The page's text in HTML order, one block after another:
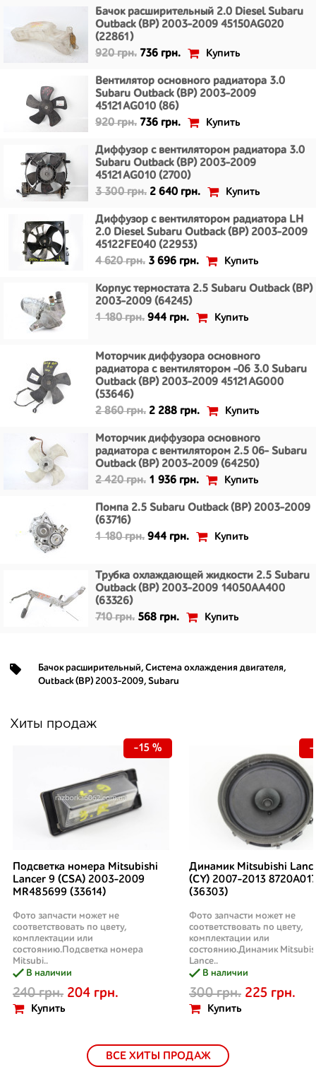
Бачок расширительный 2.0 Diesel Subaru
Outback (BP) 2003-2009 45150AG020
(22861)
920 грн. 736 грн. Купить
Вентилятор основного радиатора 3.0
Subaru Outback (BP) 2003-2009
45121AG010 (86)
920 грн. 736 грн. Купить
Диффузор с вентилятором радиатора 3.0
Subaru Outback (BP) 2003-2009
45121AG010 (2700)
3 300 грн. 2 640 грн. Купить
Диффузор с вентилятором радиатора LH
2.0 Diesel Subaru Outback (BP) 2003-2009
45122FE040 (22953)
4 620 грн. 3 696 грн. Купить
Корпус термостата 2.5 Subaru Outback (BP)
2003-2009 (64245)
1 180 грн. 944 грн. Купить
Моторчик диффузора основного
радиатора с вентилятором -06 3.0 Subaru
Outback (BP) 2003-2009 45121AG000
(53646)
2 860 грн. 2 288 грн. Купить
Моторчик диффузора основного
радиатора с вентилятором 2.5 06- Subaru
Outback (BP) 2003-2009 (64250)
2 420 грн. 1 936 грн. Купить
Помпа 2.5 Subaru Outback (BP) 2003-2009
(63716)
1 180 грн. 944 грн. Купить
Трубка охлаждающей жидкости 2.5 Subaru
Outback (BP) 2003-2009 14050AA400
(63326)
710 грн. 568 грн. Купить
Бачок расширительный, Система охлаждения двигателя,
Outback (BP) 2003-2009, Subaru
Хиты продаж
Подсветка номера Mitsubishi
Lancer 9 (CSA) 2003-2009
MR485699 (33614)
Фото запчасти может не
соответствовать по цвету,
комплектации или
состоянию.Подсветка номера
Mitsubi..
В наличии
240 грн. 204 грн.
Купить
-15 %
Динамик Mitsubishi
(CY) 2007-2013
(36303)
Фото запчасти может не
соответствовать по цвету,
комплектации или
состоянию.Динамик
Lance..
В наличии
300 грн. 225 грн.
Купить
-
ВСЕ ХИТЫ ПРОДАЖ